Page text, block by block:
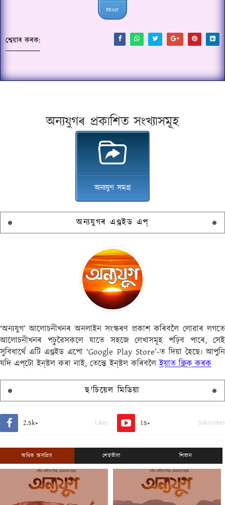
PRINT
শ্বেয়াৰ কৰক:
অন্যযুগৰ প্ৰকাশিত সংখ্যাসমূহ
অন্যযুগ সমগ্ৰ
অন্যযুগৰ এণ্ড্ৰইড এপ্
‘অন্যযুগ’ আলোচনীখনৰ অনলাইন সংস্কৰণ প্ৰকাশ কৰিবলৈ লোৱাৰ লগতে
আলোচনীখনৰ পঢ়ুৱৈসকলে যাতে সহজে লেখাসমূহ পঢ়িব পাৰে, সেই
সুবিধাৰ্থে এটি এণ্ড্ৰইড এপো ‘Google Play Store’-ত দিয়া হৈছে৷ আপুনি
যদি এপ্‌টো ইন্‌ষ্টল কৰা নাই, তেন্তে ইন্‌ষ্টল কৰিবলৈইয়াত ক্লিক্ কৰক
ছ'চিয়েল মিডিয়া
2.5k+ Likes 15+ Subscribes
অধিক জনপ্ৰিয় শেহতীয়া শিতান